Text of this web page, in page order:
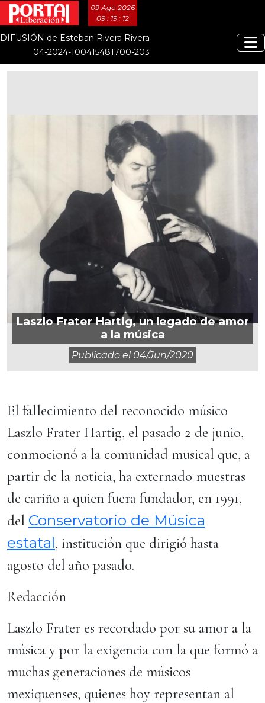
09 Ago 2026
09 : 19 : 13
DIFUSIÓN de Esteban Rivera Rivera
04-2024-100415481700-203
Laszlo Frater Hartig, un legado de amor
a la música
Publicado el 04/jun/2020
El fallecimiento del reconocido músico
Laszlo Frater Hartig, el pasado 2 de junio,
conmocionó a la comunidad musical que, a
partir de la noticia, ha externado muestras
de cariño a quien fuera fundador, en 1991,
del Conservatorio de Música
estatal, institución que dirigió hasta
agosto del año pasado.
Redacción
Laszlo Frater es recordado por su amor a la
música y por la exigencia con la que formó a
muchas generaciones de músicos
mexiquenses, quienes hoy representan al